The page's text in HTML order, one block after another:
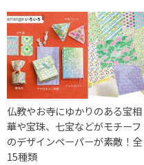
仏教やお寺にゆかりのある宝相
華や宝珠、七宝などがモチーフ
のデザインペーパーが素敵！全
15種類